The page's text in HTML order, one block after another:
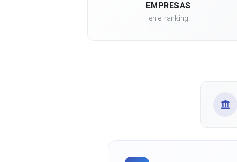
EMPRESAS
en el ranking